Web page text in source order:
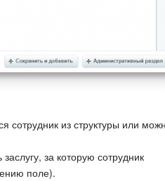
сотрудник из структуры или
заслугу, за которую сотрудник
поле).